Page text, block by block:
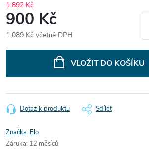
1 892 Kč
900 Kč
1 089 Kč včetně DPH
VLOŽIT DO KOŠÍKU
Dotaz k produktu Sdílet
Značka: Elo
Záruka: 12 měsíců